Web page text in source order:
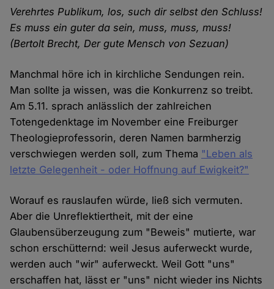
Verehrtes Publikum, los, such dir selbst den Schluss!
Es muss ein guter da sein, muss, muss, muss!
(Bertolt Brecht, Der gute Mensch von Sezuan)
Manchmal höre ich in kirchliche Sendungen rein.
Man sollte ja wissen, was die Konkurrenz so treibt.
Am 5.11. sprach anlässlich der zahlreichen
Totengedenktage im November eine Freiburger
Theologieprofessorin, deren Namen barmherzig
verschwiegen werden soll, zum Thema "Leben als
letzte Gelegenheit - oder Hoffnung auf Ewigkeit?"
Worauf es rauslaufen würde, ließ sich vermuten.
Aber die Unreflektiertheit, mit der eine
Glaubensüberzeugung zum "Beweis" mutierte, war
schon erschütternd: weil Jesus auferweckt wurde,
werden auch "wir" auferweckt. Weil Gott "uns"
erschaffen hat, lässt er "uns" nicht wieder ins Nichts